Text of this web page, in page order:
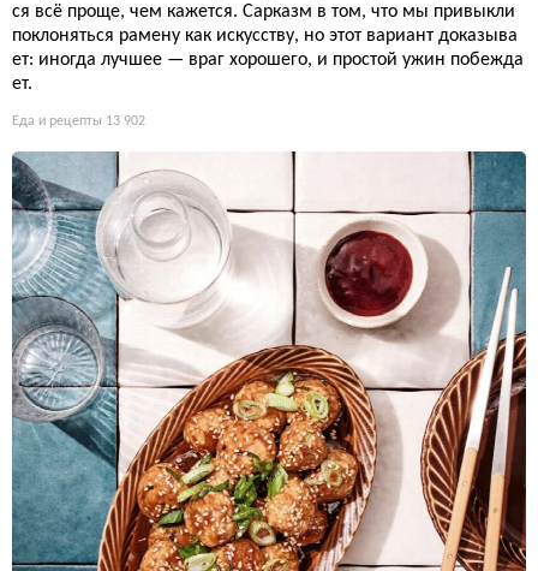
ся всё проще, чем кажется. Сарказм в том, что мы привыкли
поклоняться рамену как искусству, но этот вариант доказыва
ет: иногда лучшее — враг хорошего, и простой ужин побежда
ет.
Еда и рецепты 13 902